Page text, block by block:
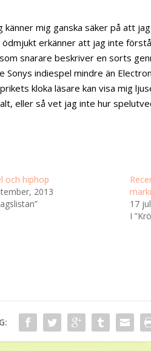
känner mig ganska säker på att
erkänner att jag inte
snarare beskriver en sorts
indiespel mindre än
kloka läsare kan visa mig
eller så vet jag inte hur
och hiphop
2013
17
I